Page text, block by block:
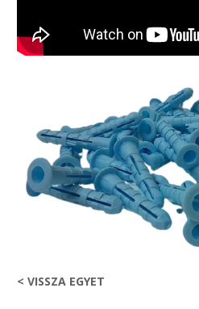
< VISSZA EGYET